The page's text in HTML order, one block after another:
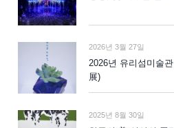
2026년 3월 27일
2026년 유리섬미술
展)
2025년 8월 30일